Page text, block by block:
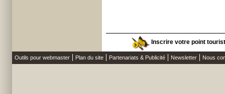
Inscrire votre point
Outils pour webmaster Plan du site Partenariats & Publicité Newsletter Nous